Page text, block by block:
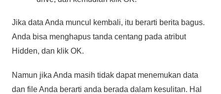
Jika data Anda muncul kembali, itu berarti berita bagus.
Anda bisa menghapus tanda centang pada atribut
Hidden, dan klik OK.
Namun jika Anda masih tidak dapat menemukan data
dan file Anda berarti anda berada dalam kesulitan. Hal